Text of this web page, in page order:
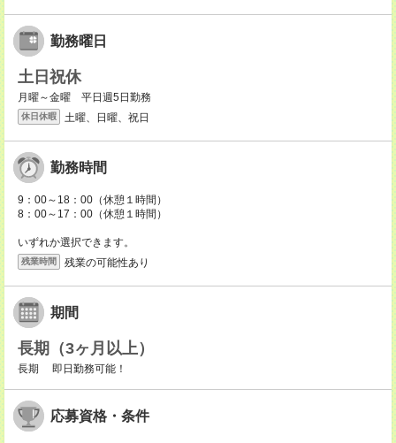
勤務曜日
土日祝休
月曜～金曜 平日週5日勤務
休日休暇 土曜、日曜、祝日
勤務時間
9：00～18：00（休憩１時間）
8：00～17：00（休憩１時間）
いずれか選択できます。
残業時間 残業の可能性あり
期間
長期（3ヶ月以上）
長期 即日勤務可能！
応募資格・条件